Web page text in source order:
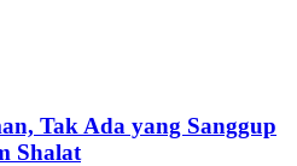
Tak Ada yang Sanggup
Shalat